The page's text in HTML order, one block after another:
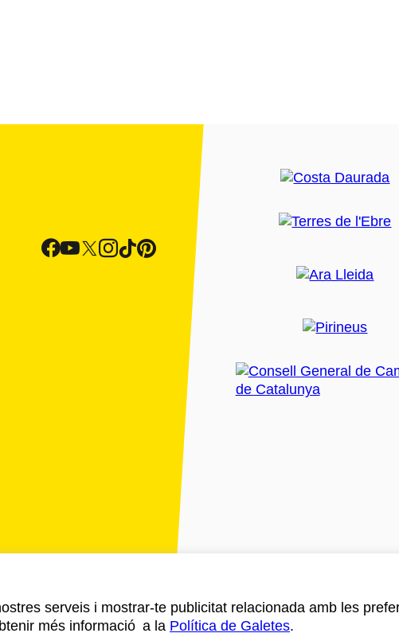
serveis i mostrar-te publicitat relacionada amb les
més informació a la Política de Galetes.